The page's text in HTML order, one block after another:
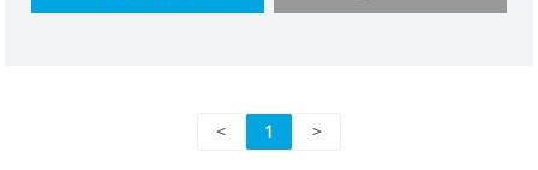
Komfort zu bieten! Es hat die beste Qualität und den
< 1 >